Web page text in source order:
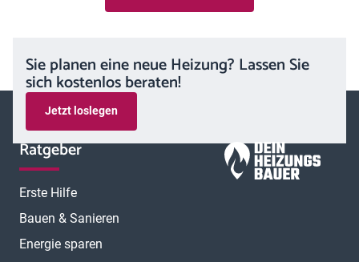
Sie planen eine neue Heizung? Lassen Sie
sich kostenlos beraten!
Jetzt loslegen
Ratgeber
Erste Hilfe
Bauen & Sanieren
Energie sparen